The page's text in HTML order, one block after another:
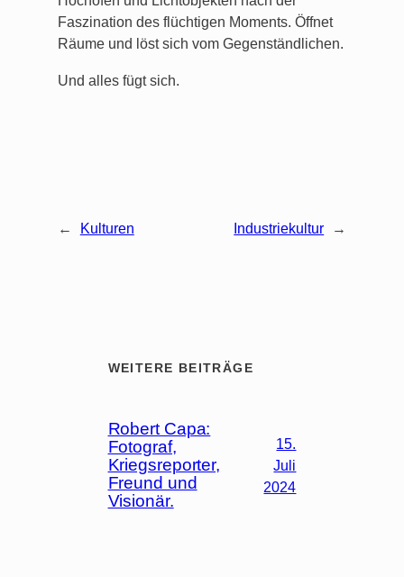
Faszination des flüchtigen Moments. Öffnet
Räume und löst sich vom Gegenständlichen.
Und alles fügt sich.
← Kulturen Industriekultur →
WEITERE BEITRÄGE
Robert Capa:
Fotograf,
Kriegsreporter,
Freund und
Visionär.
15.
Juli
2024